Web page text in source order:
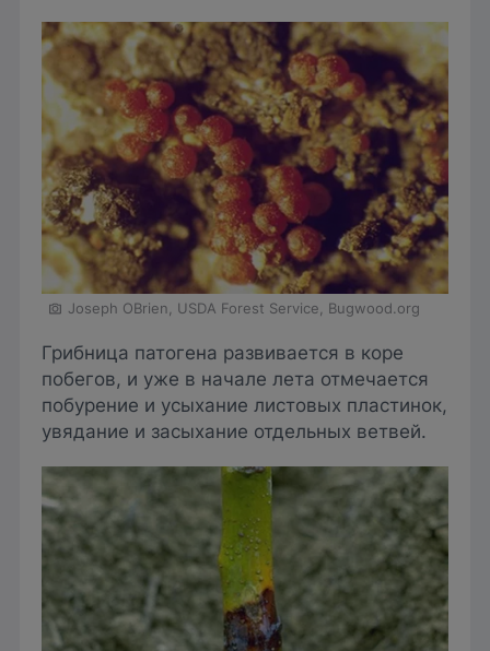
Joseph OBrien, USDA Forest Service, Bugwood.org
Грибница патогена развивается в коре
побегов, и уже в начале лета отмечается
побурение и усыхание листовых пластинок,
увядание и засыхание отдельных ветвей.